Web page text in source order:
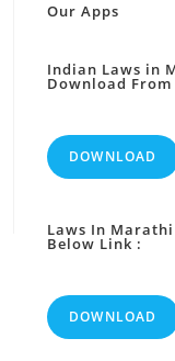
Our Apps
Indian Laws in
Download
DOWNLOAD
Laws In
Below Link :
DOWNLOAD